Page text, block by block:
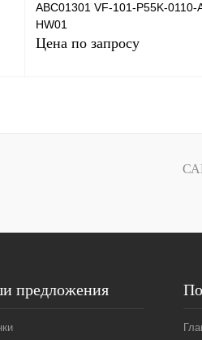
ABC01301 VF-101-P55K-0110-
HW01
Цена по запросу
Запросить
предложения